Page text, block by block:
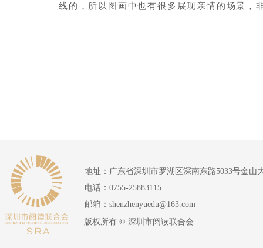
线的，所以图画中也有很多展现亲情的场景，
地址： 广东省深圳市罗湖区深南东路5033号金山
电话： 0755-25883115
邮箱： shenzhenyuedu@163.com
版权所有 © 深圳市阅读联合会